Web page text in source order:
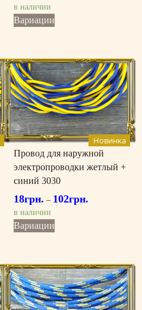
в наличии
Вариации
несколько
вариаций.
Опции
можно
выбрать
на
странице
товара.
Новинка
Провод для наружной
электропроводки жетлый +
синий 3030
18грн. – 102грн.
в наличии
Вариации
несколько
вариаций.
Опции
можно